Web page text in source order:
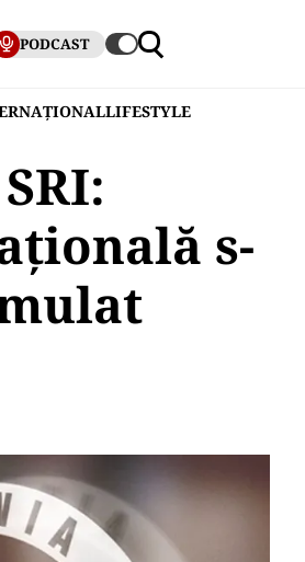
PODCAST
LIFESTYLE
s-